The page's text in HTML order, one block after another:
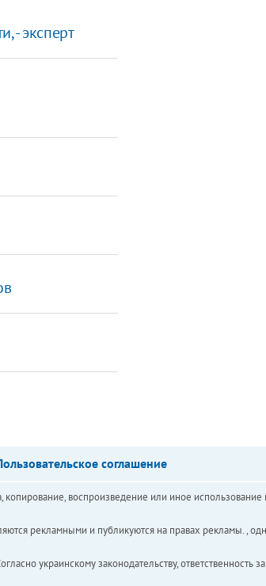
- эксперт
соглашение
воспроизведение или иное
рекламными и публикуются на правах рекламы. ,
украинскому законодательству, ответственность